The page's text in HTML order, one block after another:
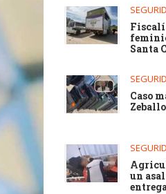
Santa
Caso
un